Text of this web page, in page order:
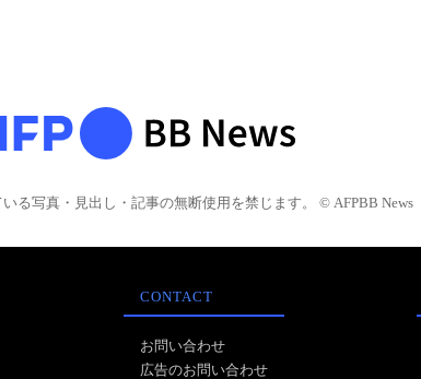
いる写真・見出し・記事の無断使用を禁じます。 © AFPBB News
CONTACT
お問い合わせ
広告のお問い合わせ